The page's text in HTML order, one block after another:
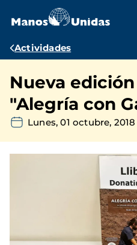
contenido
Ruta
navegación
Actividades
Nueva
"Alegría con
Lunes, 01 octubre, 2018